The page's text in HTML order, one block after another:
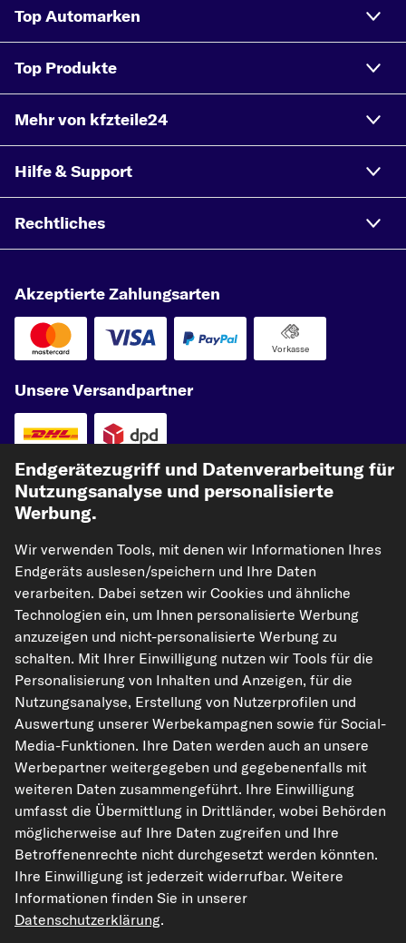
Top Automarken
Top Produkte
Mehr von kfzteile24
Hilfe & Support
Rechtliches
Akzeptierte Zahlungsarten
Vorkasse
Unsere Versandpartner
kfzteile24.de carpardoo.nl
carpardoo.fr
carpardoo.dk
Die hier dargestellten Daten, insbesondere die gesamte Datenbank, dürfen
nicht vervielfältigt werden. Die Vervielfältigung und Verbreitung der Daten und
der Datenbank ohne vorherige Einwilligung von TecAlliance und/oder die
Einbeziehung Dritter in solche Aktivitäten ist streng verboten. Jegliche
unautorisierte Nutzung von Inhalten stellt eine Verletzung des Urheberrechts
Vertrag widerrufen
© 2026 kfzteile24 GmbH - Alle Rechte vorbehalten.
Endgerätezugriff und Datenverarbeitung für
Nutzungsanalyse und personalisierte
Werbung.
Wir verwenden Tools, mit denen wir Informationen Ihres
Endgeräts auslesen/speichern und Ihre Daten
verarbeiten. Dabei setzen wir Cookies und ähnliche
Technologien ein, um Ihnen personalisierte Werbung
anzuzeigen und nicht-personalisierte Werbung zu
schalten. Mit Ihrer Einwilligung nutzen wir Tools für die
Personalisierung von Inhalten und Anzeigen, für die
Nutzungsanalyse, Erstellung von Nutzerprofilen und
Auswertung unserer Werbekampagnen sowie für Social-
Media-Funktionen. Ihre Daten werden auch an unsere
Werbepartner weitergegeben und gegebenenfalls mit
weiteren Daten zusammengeführt. Ihre Einwilligung
umfasst die Übermittlung in Drittländer, wobei Behörden
möglicherweise auf Ihre Daten zugreifen und Ihre
Betroffenenrechte nicht durchgesetzt werden könnten.
Ihre Einwilligung ist jederzeit widerrufbar. Weitere
Informationen finden Sie in unserer
Datenschutzerklärung.